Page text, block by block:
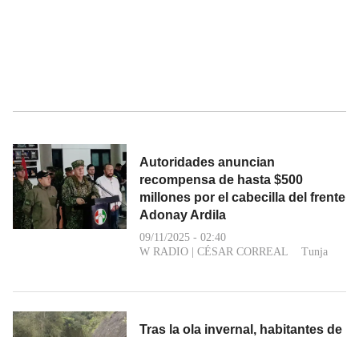
Autoridades anuncian
recompensa de hasta $500
millones por el cabecilla del frente
Adonay Ardila
09/11/2025 - 02:40
W RADIO | CÉSAR CORREAL Tunja
Tras la ola invernal, habitantes de